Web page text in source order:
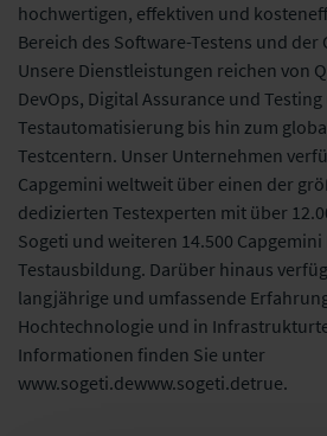
hochwertigen, effektiven und
Bereich des Software-Testens und
Unsere Dienstleistungen reichen von
DevOps, Digital Assurance und
Testautomatisierung bis hin zum
Testcentern. Unser Unternehmen
Capgemini weltweit über einen der
dedizierten Testexperten mit über
Sogeti und weiteren 14.500
Testausbildung. Darüber hinaus
langjährige und umfassende
Hochtechnologie und in
Informationen finden Sie unter
www.sogeti.dewww.sogeti.detrue.